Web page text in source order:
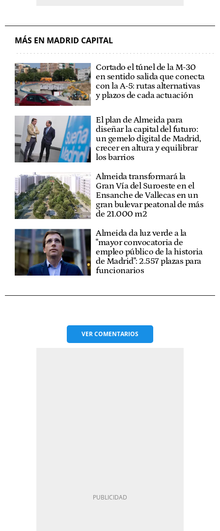
MÁS EN MADRID CAPITAL
Cortado el túnel de la M-30
en sentido salida que conecta
con la A-5: rutas alternativas
y plazos de cada actuación
El plan de Almeida para
diseñar la capital del futuro:
un gemelo digital de Madrid,
crecer en altura y equilibrar
los barrios
Almeida transformará la
Gran Vía del Suroeste en el
Ensanche de Vallecas en un
gran bulevar peatonal de más
de 21.000 m2
Almeida da luz verde a la
"mayor convocatoria de
empleo público de la historia
de Madrid": 2.557 plazas para
funcionarios
VERCOMENTARIOS